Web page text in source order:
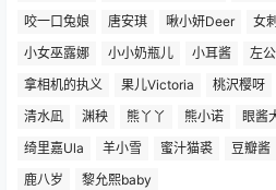
咬一口兔娘
唐安琪 啾小妍Deer 女
小女巫露娜
小小奶瓶儿 小耳酱 左
拿相机的执义
果儿Victoria 桃沢樱呀
清水凪
渊秧 熊丫丫 熊小诺 眼酱
绮里嘉Ula
羊小雪 蜜汁猫裘 豆瓣酱
鹿八岁
黎允熙baby